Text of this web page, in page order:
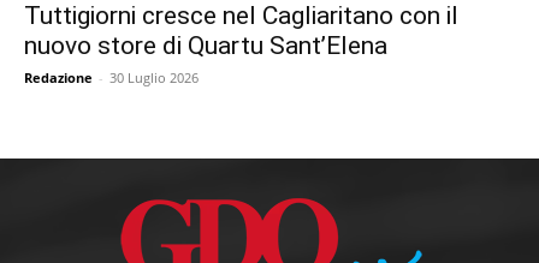
Tuttigiorni cresce nel Cagliaritano con il
nuovo store di Quartu Sant’Elena
Redazione - 30 Luglio 2026